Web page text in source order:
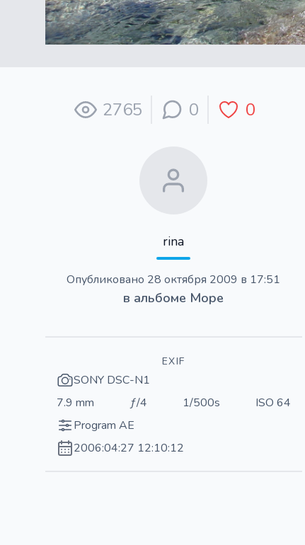
2765 0 0
rina
Опубликовано 28 октября 2009 в 17:51
в альбоме Море
EXIF
SONY DSC-N1
7.9 mm
ƒ/4 1/500s
ISO 64
Program AE
2006:04:27 12:10:12